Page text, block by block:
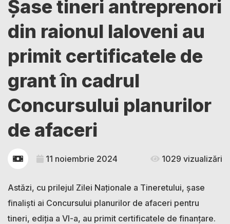
Șase tineri antreprenori
din raionul Ialoveni au
primit certificatele de
grant în cadrul
Concursului planurilor
de afaceri
11 noiembrie 2024 1029 vizualizări
Astăzi, cu prilejul Zilei Naționale a Tineretului, șase
finaliști ai Concursului planurilor de afaceri pentru
tineri, ediția a VI-a, au primit certificatele de finanțare.